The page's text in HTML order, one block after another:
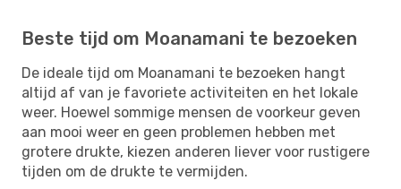
Beste tijd om Moanamani te bezoeken
De ideale tijd om Moanamani te bezoeken hangt
altijd af van je favoriete activiteiten en het lokale
weer. Hoewel sommige mensen de voorkeur geven
aan mooi weer en geen problemen hebben met
grotere drukte, kiezen anderen liever voor rustigere
tijden om de drukte te vermijden.